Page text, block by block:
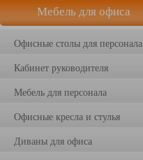
мебель
Мебель для офиса
Офисные столы для персонала
Кабинет руководителя
Мебель для персонала
Офисные кресла и стулья
Диваны для офиса